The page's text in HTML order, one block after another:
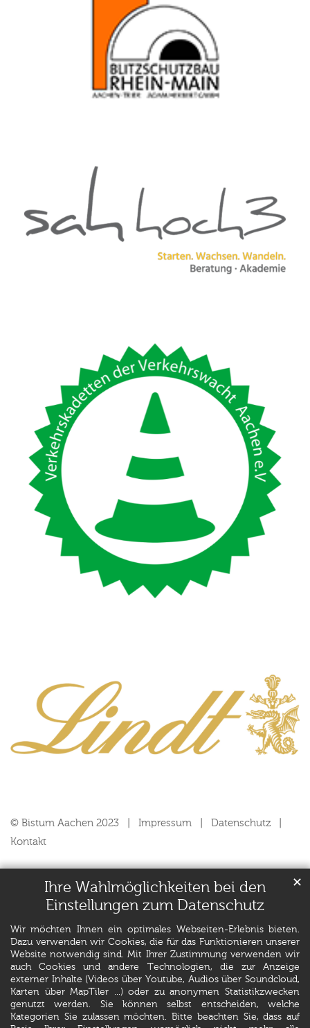
Ihre Wahlmöglichkeiten bei den
Einstellungen zum Datenschutz
Wir möchten Ihnen ein optimales Webseiten-Erlebnis bieten.
Dazu verwenden wir Cookies, die für das Funktionieren unserer
Website notwendig sind. Mit Ihrer Zustimmung verwenden wir
auch Cookies und andere Technologien, die zur Anzeige
externer Inhalte (Videos über Youtube, Audios über Soundcloud,
Karten über MapTiler ...) oder zu anonymen Statistikzwecken
genutzt werden. Sie können selbst entscheiden, welche
Kategorien Sie zulassen möchten. Bitte beachten Sie, dass auf
✕
© Bistum Aachen 2023 Impressum
Datenschutz
Kontakt